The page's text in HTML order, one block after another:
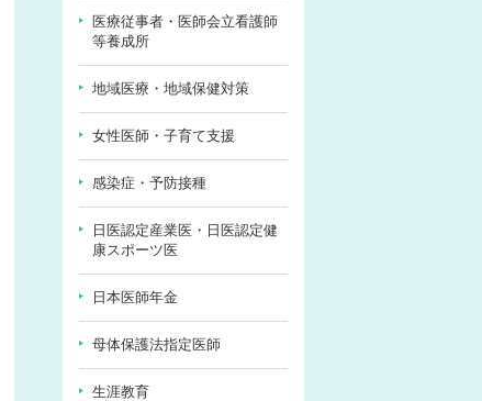
医療従事者・医師会立看護師
等養成所
地域医療・地域保健対策
女性医師・子育て支援
感染症・予防接種
日医認定産業医・日医認定健
康スポーツ医
日本医師年金
母体保護法指定医師
生涯教育